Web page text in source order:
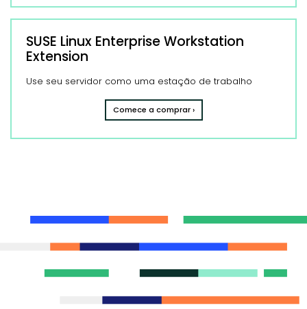
SUSE Linux Enterprise Workstation
Extension
Use seu servidor como uma estação de trabalho
Comece a comprar ›